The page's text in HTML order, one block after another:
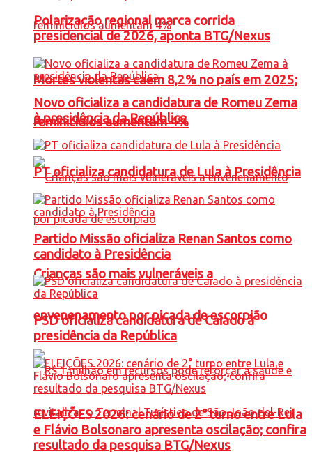
Mortes violentas caem 8,2% no país em 2025;
feminicídios aumentam 4%
Crianças são mais vulneráveis a
envenenamento por picada de escorpião
Polarização regional marca corrida
presidencial de 2026, aponta BTG/Nexus
Novo oficializa a candidatura de Romeu Zema
à presidência da República
PT oficializa candidatura de Lula à Presidência
Partido Missão oficializa Renan Santos como
candidato à Presidência
PSD oficializa candidatura de Caiado à
presidência da República
ELEIÇÕES 2026: cenário de 2° turno entre Lula
e Flávio Bolsonaro apresenta oscilação; confira
resultado da pesquisa BTG/Nexus